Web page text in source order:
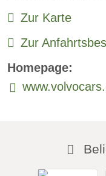
Zur Karte
Zur
Homepage: